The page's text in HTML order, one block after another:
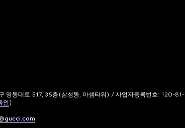
영동대로 517, 35층(삼성동, 아셈타워) / 사업자등록번호: 120-
인)